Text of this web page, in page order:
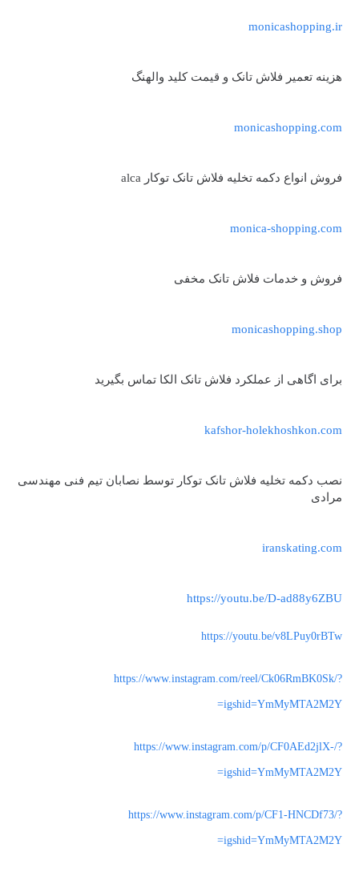
monicashopping.ir
هزینه تعمیر فلاش تانک و قیمت کلید والهنگ
monicashopping.com
فروش انواع دکمه تخلیه فلاش تانک توکار alca
monica-shopping.com
فروش و خدمات فلاش تانک مخفی
monicashopping.shop
برای اگاهی از عملکرد فلاش تانک الکا تماس بگیرید
kafshor-holekhoshkon.com
نصب دکمه تخلیه فلاش تانک توکار توسط نصابان تیم فنی مهندسی
مرادی
iranskating.com
https://youtu.be/D-ad88y6ZBU
https://youtu.be/v8LPuy0rBTw
https://www.instagram.com/reel/Ck06RmBK0Sk/?
igshid=YmMyMTA2M2Y=
https://www.instagram.com/p/CF0AEd2jlX-/?
igshid=YmMyMTA2M2Y=
https://www.instagram.com/p/CF1-HNCDf73/?
igshid=YmMyMTA2M2Y=